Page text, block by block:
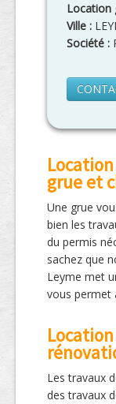
Location
Ville :
Société :
grue et
Une grue
bien les
du permis
sachez que
Leyme met
vous permet
Les travaux
des travaux